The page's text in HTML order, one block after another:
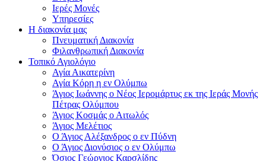
Ιερές Μονές
Υπηρεσίες
Η διακονία μας
Πνευματική Διακονία
Φιλανθρωπική Διακονία
Τοπικό Αγιολόγιο
Αγία Αικατερίνη
Αγία Κόρη η εν Ολύμπω
Άγιος Ιωάννης ο Νέος Ιερομάρτυς εκ της Ιεράς Μονής
Πέτρας Ολύμπου
Άγιος Κοσμάς ο Αιτωλός
Άγιος Μελέτιος
Ο Άγιος Αλέξανδρος ο εν Πύδνη
Ο Άγιος Διονύσιος ο εν Ολύμπω
Όσιος Γεώργιος Καρσλίδης